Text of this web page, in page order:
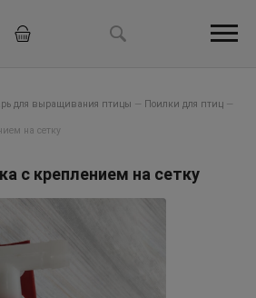
для выращивания птицы — Поилки для птиц —
на сетку
с креплением на сетку